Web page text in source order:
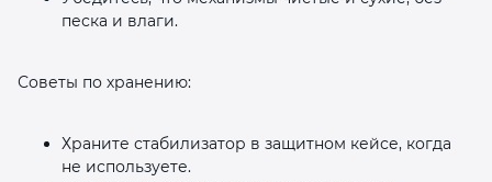
песка и влаги.
Советы по хранению:
Храните стабилизатор в защитном кейсе, когда
не используете.